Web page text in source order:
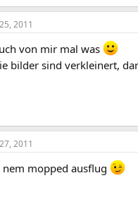
2011
von mir mal was
bilder sind verkleinert,
2011
nem mopped ausflug